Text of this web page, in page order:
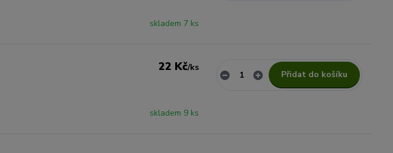
skladem 7 ks
22 Kč/ks
skladem 9 ks
Přidat do košíku